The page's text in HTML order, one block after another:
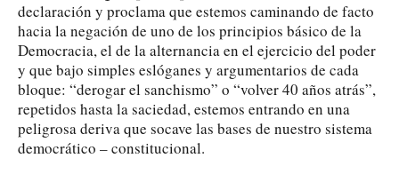
declaración y proclama que estemos caminando de facto
hacia la negación de uno de los principios básico de la
Democracia, el de la alternancia en el ejercicio del poder
y que bajo simples eslóganes y argumentarios de cada
bloque: “derogar el sanchismo” o “volver 40 años atrás”,
repetidos hasta la saciedad, estemos entrando en una
peligrosa deriva que socave las bases de nuestro sistema
democrático – constitucional.